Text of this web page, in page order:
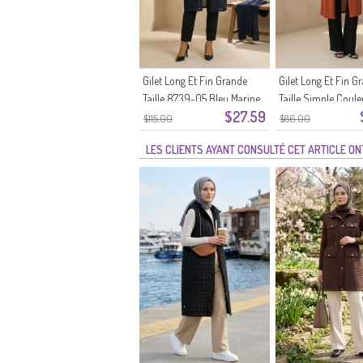
$115.00 $27.59
Gilet Long Et Fin Grande
Taille 8739-05 Bleu Marine
$86.00
Gilet Long Et Fin
Taille Simple
Terracotta Foncé
LES CLIENTS AYANT CONSULTÉ CET ARTICLE